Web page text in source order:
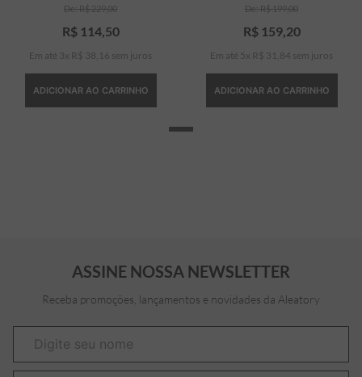
R$229,00
R$ 114,50
Em até 3 x R$ 38 16 sem juros
ADICIONAR AO CARRINHO
R$199,00
R$ 159,20
Em até 5 x R$ 31 84 sem juros
ADICIONAR AO CARRINHO
ASSINE NOSSA NEWSLETTER
Receba promoções, lançamentos e novidades da Aleatory